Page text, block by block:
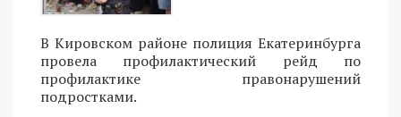
В Кировском районе полиция Екатеринбурга
провела профилактический рейд по
профилактике правонарушений
подростками.